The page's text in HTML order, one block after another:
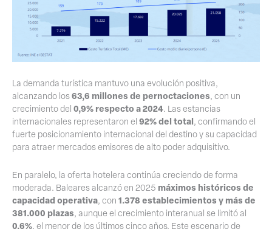
La demanda turística mantuvo una evolución positiva,
alcanzando los63,6 millones de pernoctaciones, con un
crecimiento del 0,9% respecto a 2024. Las estancias
internacionales representaron el 92% del total, confirmando el
fuerte posicionamiento internacional del destino y su capacidad
para atraer mercados emisores de alto poder adquisitivo.
En paralelo, la oferta hotelera continúa creciendo de forma
moderada. Baleares alcanzó en 2025 máximos históricos de
capacidad operativa, con 1.378 establecimientos y más de
381.000 plazas, aunque el crecimiento interanual se limitó al
0,6%, el menor de los últimos cinco años. Este escenario de